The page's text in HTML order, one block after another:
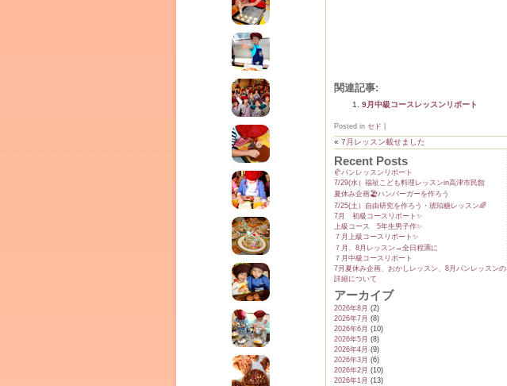
室・テイクアウト Clémentine (produced
関連記事:
9月中級コースレッスンリポート
Posted in セド
« 7月レッスン載せました
Recent Posts
🥐パンレッスンリポート
7/29(水）福祉こども料理レッスンin高津市民館
夏休み企画🏖️ハンバーガーを作ろう
7/25(土）自由研究を作ろう・琥珀糖レッスン🌈
7月 初級コースリポート✨️
上級コース 5年生男子作✨️
７月上級コースリポート✨️
７月、8月レッスン→全日程🈵に
７月中級コースリポート
7月夏休み企画、おかしレッスン、8月パンレッスンの
詳細について
アーカイブ
2026年8月 (2)
2026年7月 (8)
2026年6月 (10)
2026年5月 (8)
2026年4月 (9)
2026年3月 (6)
2026年2月 (10)
2026年1月 (13)